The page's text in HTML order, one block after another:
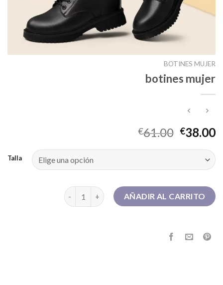
BOTINES MUJER
botines mujer
€61.00 €38.00
Talla
botines mujer cantidadAÑADIR AL CARRITO